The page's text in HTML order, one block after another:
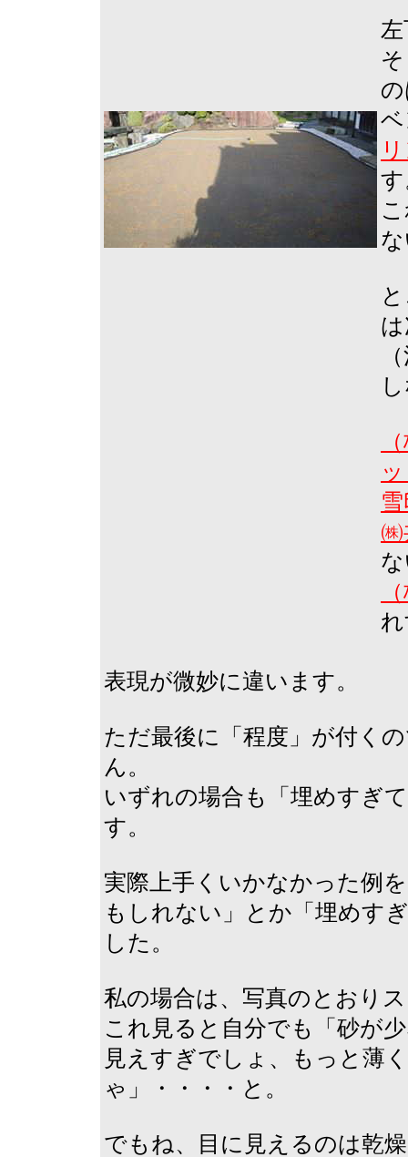
表現が微妙に違います。
ただ最後に「程度」が付く
ん。
いずれの場合も「埋めすぎ
す。
実際上手くいかなかった例
もしれない」とか「埋めす
した。
私の場合は、写真のとおり
これ見ると自分でも「砂が
見えすぎでしょ、もっと薄
ゃ」・・・・と。
でもね、目に見えるのは乾